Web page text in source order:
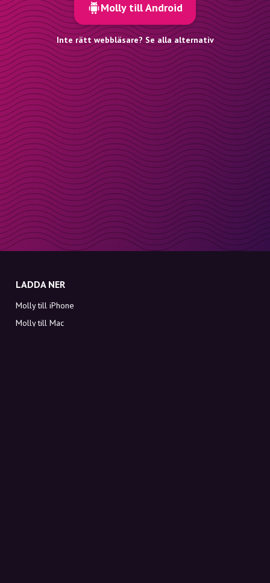
Molly till Android
Inte rätt webbläsare? Se alla alternativ
LADDA NER
Molly till iPhone
Molly till Mac